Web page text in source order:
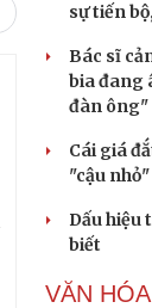
sự tiến
Bác sĩ
bia đang
đàn ông"
Cái giá
"cậu nhỏ"
Dấu hiệu
biết
VĂN HÓA